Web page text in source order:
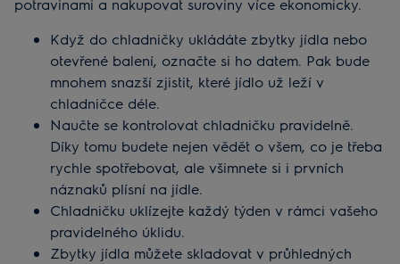
potravinami a nakupovat suroviny více ekonomicky.
Když do chladničky ukládáte zbytky jídla nebo
otevřené balení, označte si ho datem. Pak bude
mnohem snazší zjistit, které jídlo už leží v
chladničce déle.
Naučte se kontrolovat chladničku pravidelně.
Díky tomu budete nejen vědět o všem, co je třeba
rychle spotřebovat, ale všimnete si i prvních
náznaků plísní na jídle.
Chladničku uklízejte každý týden v rámci vašeho
pravidelného úklidu.
Zbytky jídla můžete skladovat v průhledných